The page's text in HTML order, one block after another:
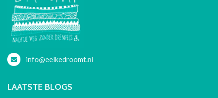
info@eelkedroomt.nl
LAATSTE BLOGS